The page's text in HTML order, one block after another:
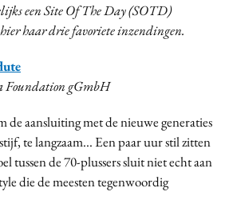
een Site Of The Day (SOTD)
haar drie favoriete inzendingen.
Foundation gGmbH
de aansluiting met de nieuwe generaties
te langzaam... Een paar uur stil zitten
tussen de 70-plussers sluit niet echt aan
die de meesten tegenwoordig